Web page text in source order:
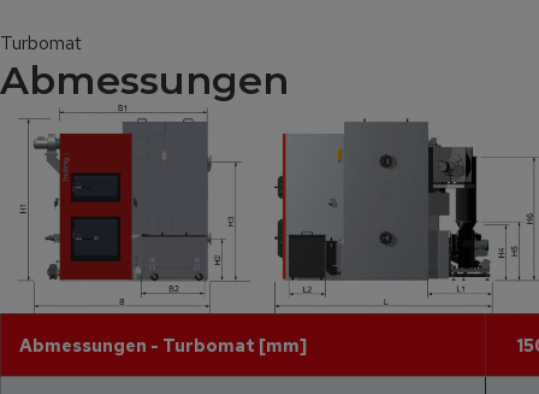
Turbomat
Abmessungen
Abmessungen - Turbomat [mm]